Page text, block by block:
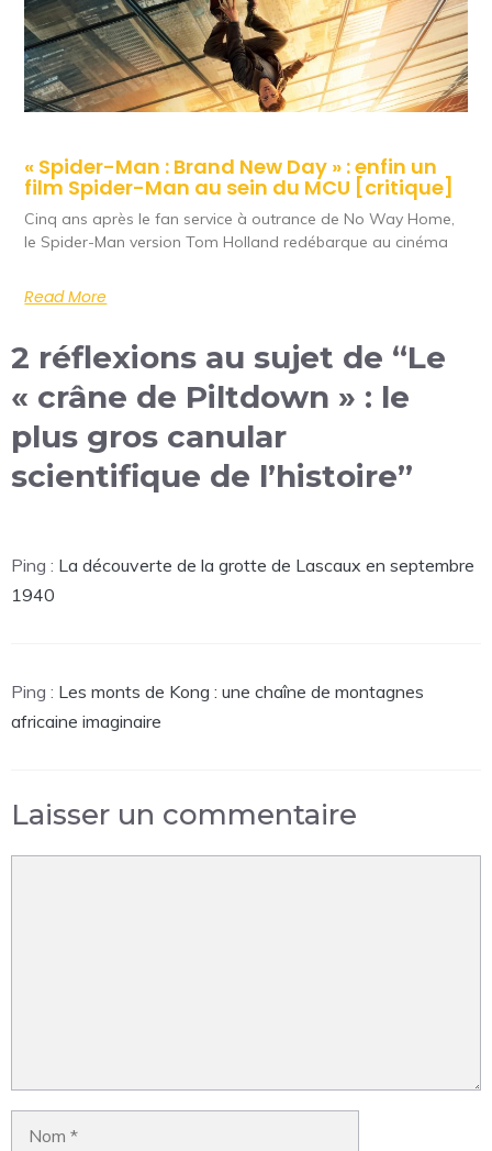
« Spider-Man : Brand New Day » : enfin un
film Spider-Man au sein du MCU [critique]
Cinq ans après le fan service à outrance de No Way Home,
le Spider-Man version Tom Holland redébarque au cinéma
Read More
2 réflexions au sujet de “Le
« crâne de Piltdown » : le
plus gros canular
scientifique de l’histoire”
Ping : La découverte de la grotte de Lascaux en septembre
1940
Ping : Les monts de Kong : une chaîne de montagnes
africaine imaginaire
Laisser un commentaire